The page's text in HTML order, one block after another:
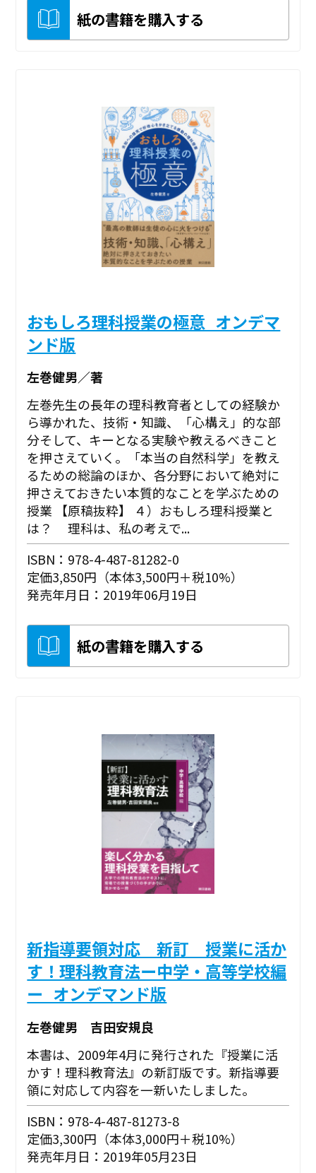
紙の書籍を購入する
おもしろ理科授業の極意_オンデマ
ンド版
左巻健男／著
左巻先生の長年の理科教育者としての経験か
ら導かれた、技術・知識、「心構え」的な部
分そして、キーとなる実験や教えるべきこと
を押さえていく。「本当の自然科学」を教え
るための総論のほか、各分野において絶対に
押さえておきたい本質的なことを学ぶための
授業 【原稿抜粋】 ４）おもしろ理科授業と
は？ 理科は、私の考えで...
ISBN：978-4-487-81282-0
定価3,850円（本体3,500円＋税10%）
発売年月日：2019年06月19日
紙の書籍を購入する
新指導要領対応 新訂 授業に活か
す！理科教育法ー中学・高等学校編
ー_オンデマンド版
左巻健男 吉田安規良
本書は、2009年4月に発行された『授業に活
かす！理科教育法』の新訂版です。新指導要
領に対応して内容を一新いたしました。
ISBN：978-4-487-81273-8
定価3,300円（本体3,000円＋税10%）
発売年月日：2019年05月23日